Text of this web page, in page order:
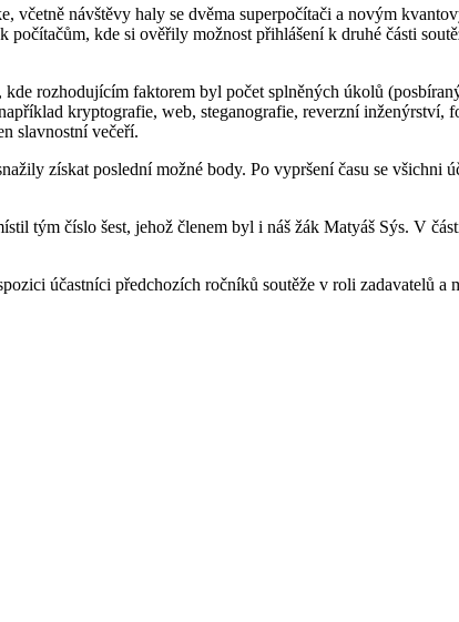
návštěvy haly se dvěma superpočítači a novým
kde si ověřily možnost přihlášení k druhé části
rozhodujícím faktorem byl počet splněných úkolů
kryptografie, web, steganografie, reverzní inženýrství,
slavnostní večeří.
získat poslední možné body. Po vypršení času se všichni
tým číslo šest, jehož členem byl i náš žák Matyáš Sýs. V
účastníci předchozích ročníků soutěže v roli zadavatelů a